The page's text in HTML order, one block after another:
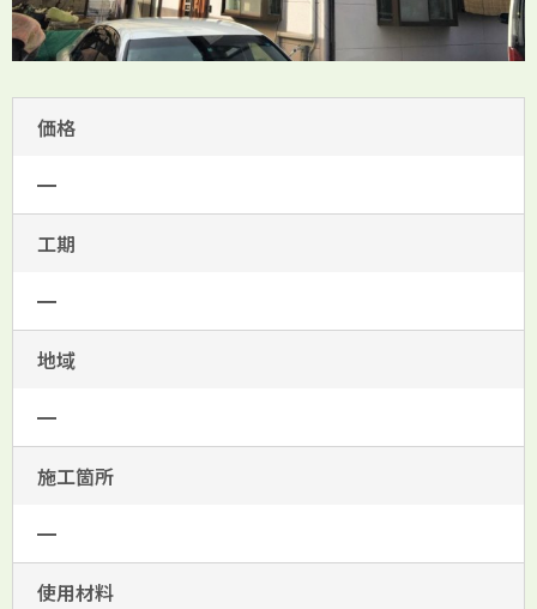
価格
━
工期
━
地域
━
施工箇所
━
使用材料